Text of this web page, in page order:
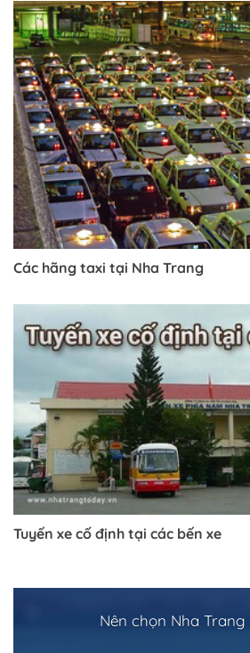
Các hãng taxi tại Nha Trang
Tuyến xe cố định tại các bến xe
Nên chọn Nha Trang